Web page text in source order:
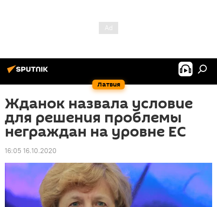
Латвия
Жданок назвала условие
для решения проблемы
неграждан на уровне ЕС
16:05 16.10.2020